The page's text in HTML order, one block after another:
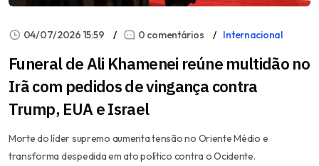
04/07/2026 15:59 0 comentários Internacional
Funeral de Ali Khamenei reúne multidão no
Irã com pedidos de vingança contra
Trump, EUA e Israel
Morte do líder supremo aumenta tensão no Oriente Médio e
transforma despedida em ato político contra o Ocidente.